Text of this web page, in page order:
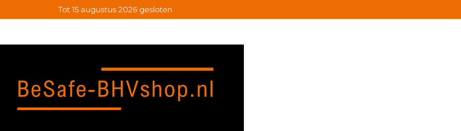
Tot 15 augustus 2026 gesloten